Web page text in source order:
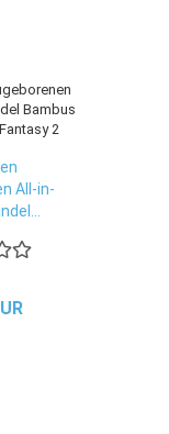
All-in-